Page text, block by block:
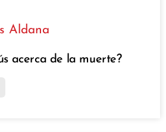
Aldana
acerca de la muerte?